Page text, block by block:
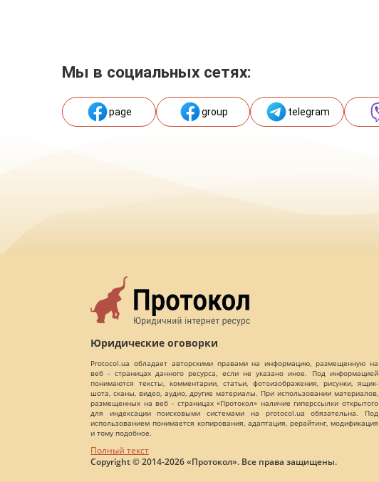
Мы в социальных сетях:
page group telegram
Юридические оговорки
Protocol.ua обладает авторскими правами на информацию, размещенную на
веб - страницах данного ресурса, если не указано иное. Под информацией
понимаются тексты, комментарии, статьи, фотоизображения, рисунки, ящик-
шота, сканы, видео, аудио, другие материалы. При использовании материалов,
размещенных на веб - страницах «Протокол» наличие гиперссылки открытого
для индексации поисковыми системами на protocol.ua обязательна. Под
использованием понимается копирования, адаптация, рерайтинг, модификация
и тому подобное.
Полный текст
Copyright © 2014-2026 «Протокол». Все права защищены.